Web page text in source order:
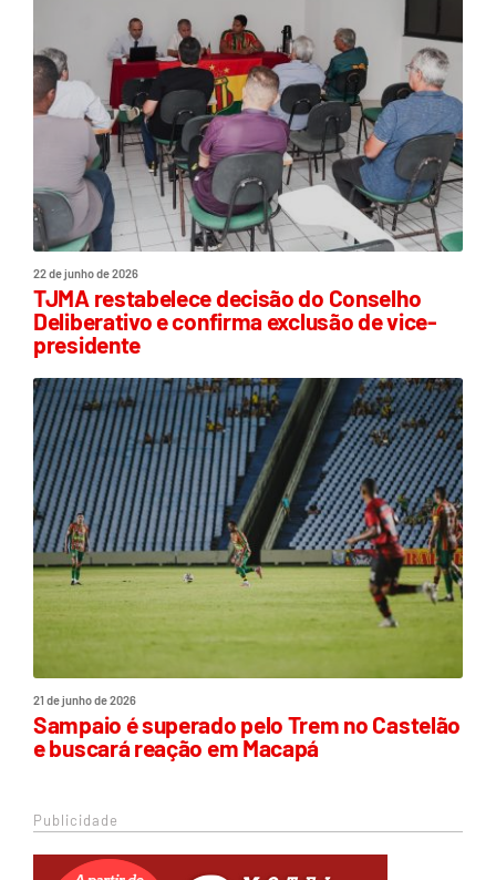
22 de junho de 2026
TJMA restabelece decisão do Conselho
Deliberativo e confirma exclusão de vice-
presidente
21 de junho de 2026
Sampaio é superado pelo Trem no Castelão
e buscará reação em Macapá
Publicidade